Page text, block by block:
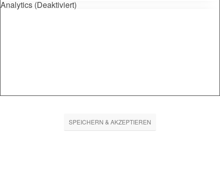
Analytics (Deaktiviert)
SPEICHERN & AKZEPTIEREN